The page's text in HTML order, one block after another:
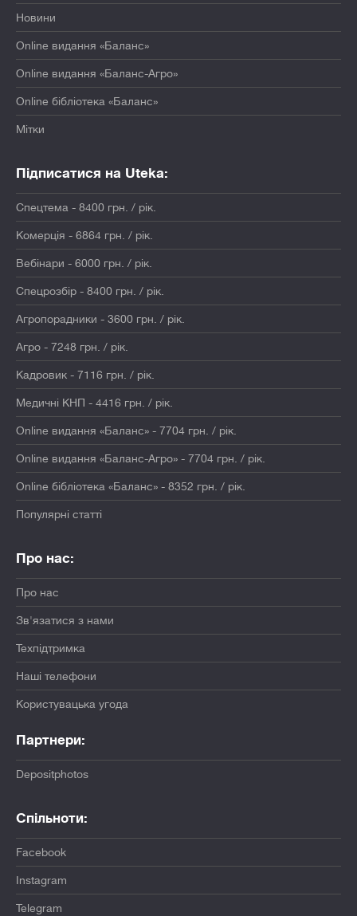
Новини
Online видання «Баланс»
Online видання «Баланс-Агро»
Online бібліотека «Баланс»
Мітки
Підписатися на Uteka:
Спецтема - 8400 грн. / рік.
Комерція - 6864 грн. / рік.
Вебінари - 6000 грн. / рік.
Спецрозбір - 8400 грн. / рік.
Агропорадники - 3600 грн. / рік.
Агро - 7248 грн. / рік.
Кадровик - 7116 грн. / рік.
Медичні КНП - 4416 грн. / рік.
Online видання «Баланс» - 7704 грн. / рік.
Online видання «Баланс-Агро» - 7704 грн. / рік.
Online бібліотека «Баланс» - 8352 грн. / рік.
Популярні статті
Про нас:
Про нас
Зв'язатися з нами
Техпідтримка
Наші телефони
Користувацька угода
Партнери:
Depositphotos
Спільноти:
Facebook
Instagram
Telegram